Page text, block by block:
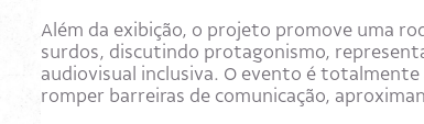
Além da exibição, o projeto promove uma
surdos, discutindo protagonismo,
audiovisual inclusiva. O evento é totalmente
romper barreiras de comunicação,